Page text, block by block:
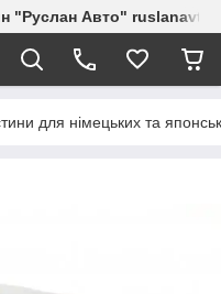
"Руслан Авто"
для німецьких та